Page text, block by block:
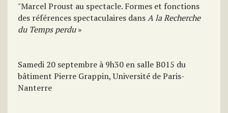
"Marcel Proust au spectacle. Formes et fonctions
des références spectaculaires dansA la Recherche
du Temps perdu»
Samedi 20 septembre à 9h30 en salle B015 du
bâtiment Pierre Grappin, Université de Paris-
Nanterre